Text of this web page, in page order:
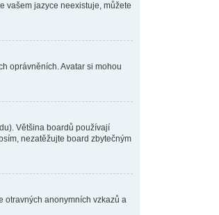
vašem jazyce neexistuje, můžete
oprávněních. Avatar si mohou
Většina boardů používají
nezatěžujte board zbytečným
otravných anonymních vzkazů a